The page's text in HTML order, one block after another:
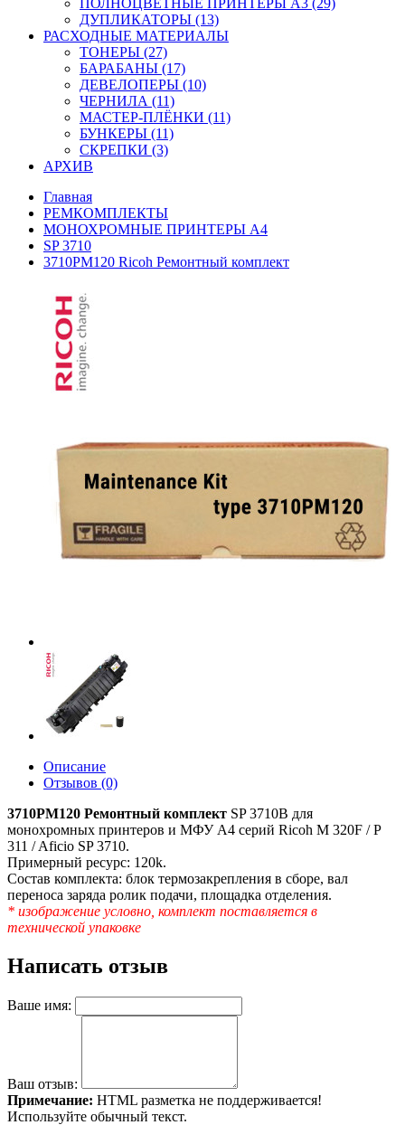
ПОЛНОЦВЕТНЫЕ ПРИНТЕРЫ А3 (29)
ДУПЛИКАТОРЫ (13)
РАСХОДНЫЕ МАТЕРИАЛЫ
ТОНЕРЫ (27)
БАРАБАНЫ (17)
ДЕВЕЛОПЕРЫ (10)
ЧЕРНИЛА (11)
МАСТЕР-ПЛЁНКИ (11)
БУНКЕРЫ (11)
СКРЕПКИ (3)
АРХИВ
Главная
РЕМКОМПЛЕКТЫ
МОНОХРОМНЫЕ ПРИНТЕРЫ А4
SP 3710
3710PM120 Ricoh Ремонтный комплект
Описание
Отзывов (0)
3710PM120 Ремонтный комплект SP 3710B для
монохромных принтеров и МФУ A4 серий Ricoh M 320F / P
311 / Aficio SP 3710.
Примерный ресурс: 120k.
Состав комплекта: блок термозакрепления в сборе, вал
переноса заряда ролик подачи, площадка отделения.
* изображение условно, комплект поставляется в
технической упаковке
Написать отзыв
Ваше имя:
Ваш отзыв:
Примечание: HTML разметка не поддерживается!
Используйте обычный текст.